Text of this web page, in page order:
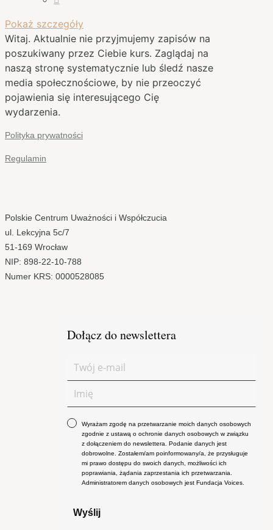
Pokaż szczegóły
Witaj. Aktualnie nie przyjmujemy zapisów na
poszukiwany przez Ciebie kurs. Zaglądaj na
naszą stronę systematycznie lub śledź nasze
media społecznościowe, by nie przeoczyć
pojawienia się interesującego Cię
wydarzenia.
Polityka prywatności
Regulamin
Polskie Centrum Uważności i Współczucia
ul. Lekcyjna 5c/7
51-169 Wrocław
NIP: 898-22-10-788
Numer KRS: 0000528085
Dołącz do newslettera
Wyrażam zgodę na przetwarzanie moich danych osobowych
zgodnie z ustawą o ochronie danych osobowych w związku
z dołączeniem do newslettera. Podanie danych jest
dobrowolne. Zostałem/am poinformowany/a, że przysługuje
mi prawo dostępu do swoich danych, możliwości ich
poprawiania, żądania zaprzestania ich przetwarzania.
Administratorem danych osobowych jest Fundacja Voices.
Wyślij